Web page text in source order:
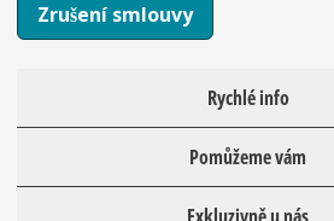
Zrušení smlouvy
Rychlé info
Pomůžeme vám